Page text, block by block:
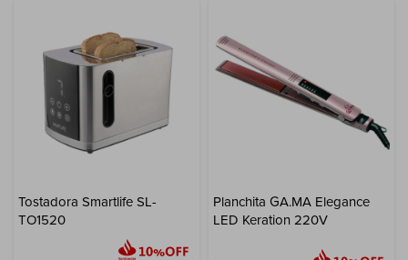
Tostadora Smartlife SL-
TO1520
Planchita GA.MA Elegance
LED Keration 220V